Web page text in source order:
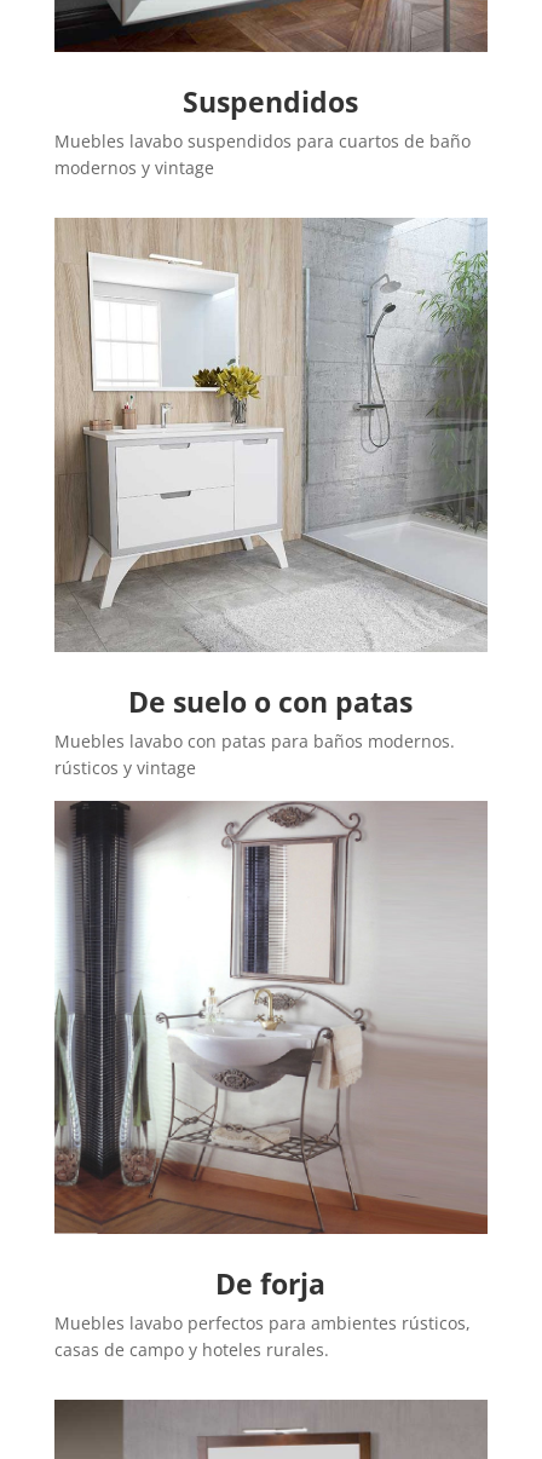
Suspendidos
Muebles lavabo suspendidos para cuartos de baño
modernos y vintage
De suelo o con patas
Muebles lavabo con patas para baños modernos.
rústicos y vintage
De forja
Muebles lavabo perfectos para ambientes rústicos,
casas de campo y hoteles rurales.